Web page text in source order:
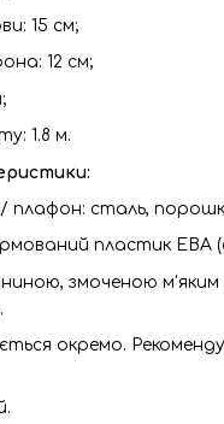
15 см;
12 см;
1.8 м.
плафон: сталь,
пластик ЕВА
змоченою
окремо.